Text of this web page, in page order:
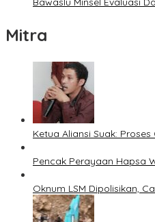
Mitra
Ketua Aliansi Suak:
Pencak Perayaan Hapsa
Oknum LSM Dipolisikan,